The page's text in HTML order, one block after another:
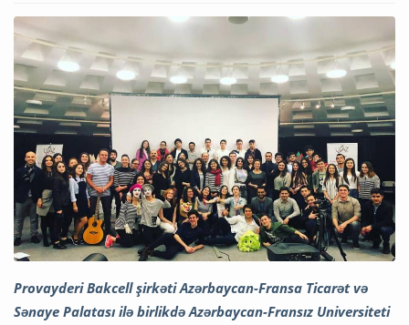
Provayderi Bakcell şirkəti Azərbaycan-Fransa Ticarət və
Sənaye Palatası ilə birlikdə Azərbaycan-Fransız Universiteti